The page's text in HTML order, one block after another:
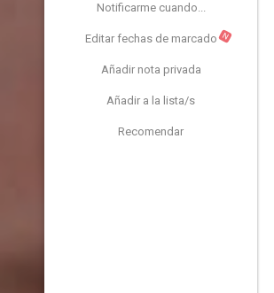
Notificarme cuando...
Editar fechas de marcado N
Añadir nota privada
Añadir a la lista/s
Recomendar